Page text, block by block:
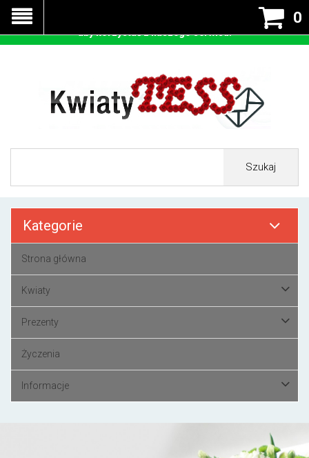
0
Szukaj
Kategorie
Strona główna
Kwiaty
Prezenty
Życzenia
Informacje
Nasza strona korzysta z cookies - czyli tzw ciastek w celu
prawidłowego działania. Zaakceptuj przyjmowanie cookies
aby korzystać z naszego serwisu.